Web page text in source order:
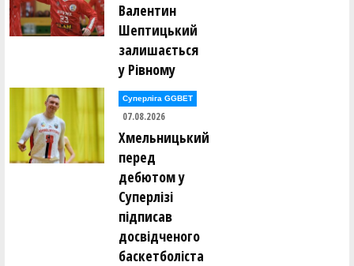
Валентин
Шептицький
залишається
у Рівному
Суперліга GGBET
07.08.2026
Хмельницький
перед
дебютом у
Суперлізі
підписав
досвідченого
баскетболіста